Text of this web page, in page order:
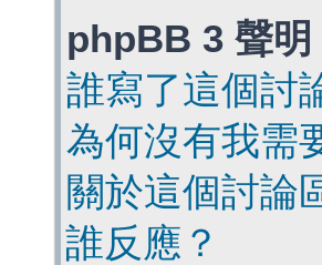
phpBB 3 聲明
誰寫了這個討
為何沒有我需
關於這個討論
誰反應？